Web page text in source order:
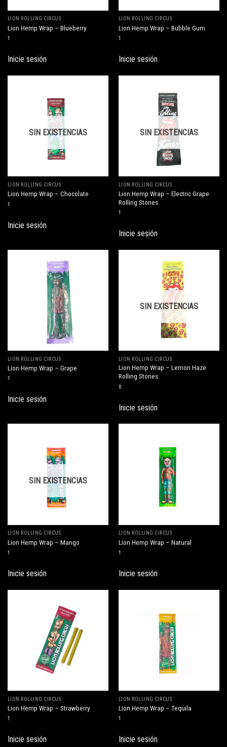
LION ROLLING CIRCUS
Lion Hemp Wrap – Blueberry
1
Inicie sesión
LION ROLLING CIRCUS
Lion Hemp Wrap – Bubble Gum
1
Inicie sesión
SIN EXISTENCIAS
LION ROLLING CIRCUS
Lion Hemp Wrap – Chocolate
1
Inicie sesión
SIN EXISTENCIAS
LION ROLLING CIRCUS
Lion Hemp Wrap – Electric Grape
Rolling Stones
1
Inicie sesión
LION ROLLING CIRCUS
Lion Hemp Wrap – Grape
1
Inicie sesión
SIN EXISTENCIAS
LION ROLLING CIRCUS
Lion Hemp Wrap – Lemon Haze
Rolling Stones
0
Inicie sesión
SIN EXISTENCIAS
LION ROLLING CIRCUS
Lion Hemp Wrap – Mango
1
Inicie sesión
LION ROLLING CIRCUS
Lion Hemp Wrap – Natural
1
Inicie sesión
LION ROLLING CIRCUS
Lion Hemp Wrap – Strawberry
1
Inicie sesión
LION ROLLING CIRCUS
Lion Hemp Wrap – Tequila
1
Inicie sesión